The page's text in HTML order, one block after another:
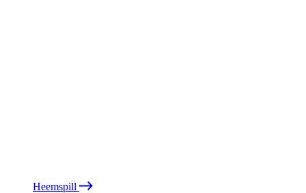
Heemspill